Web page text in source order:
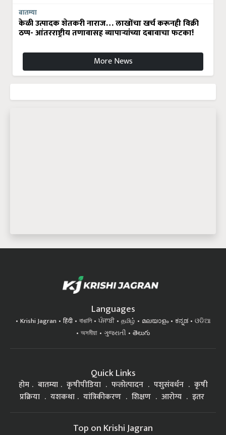
बातम्या
केळी उत्पादक शेतकरी नाराज… लाखोंचा खर्च करूनही विक्री
ठप्प- आंतरराष्ट्रीय तणावासह व्यापाऱ्यांच्या दबावाचा फटका!
More News
Languages
Krishi Jagran हिंदी বাঙালি ਪੰਜਾਬੀ தமிழ் മലയാളം ಕನ್ನಡ
ଓଡିଆ
অসমীয়া
ગુજરાતી తెలుగు
Quick Links
होम बातम्या कृषीपीडिया फलोत्पादन पशुसंवर्धन
कृषी
प्रक्रिया
यशकथा यांत्रिकीकरण शिक्षण आरोग्य इतर
Top on Krishi Jagran